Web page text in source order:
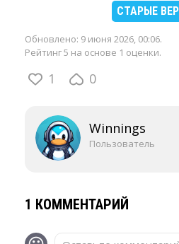
СТАРЫЕ
Обновлено: 9 июня 2026, 00:06.
Рейтинг 5 на основе 1 оценки.
1 0
Winnings
Пользователь
1 КОММЕНТАРИЙ